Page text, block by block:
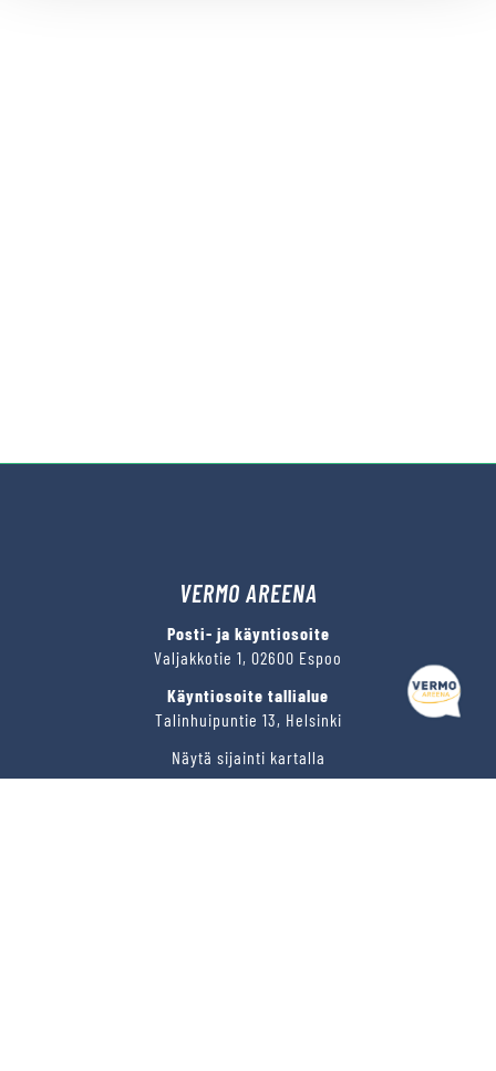
VERMO AREENA
Posti- ja käyntiosoite
Valjakkotie 1, 02600 Espoo
Käyntiosoite tallialue
Talinhuipuntie 13, Helsinki
Näytä sijainti kartalla